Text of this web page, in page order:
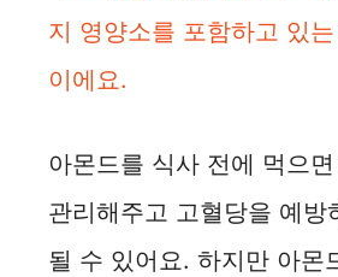
지 영양소를 포함하고 있
이에요.
아몬드를 식사 전에 먹으
관리해주고 고혈당을 예방
될 수 있어요. 하지만 아몬